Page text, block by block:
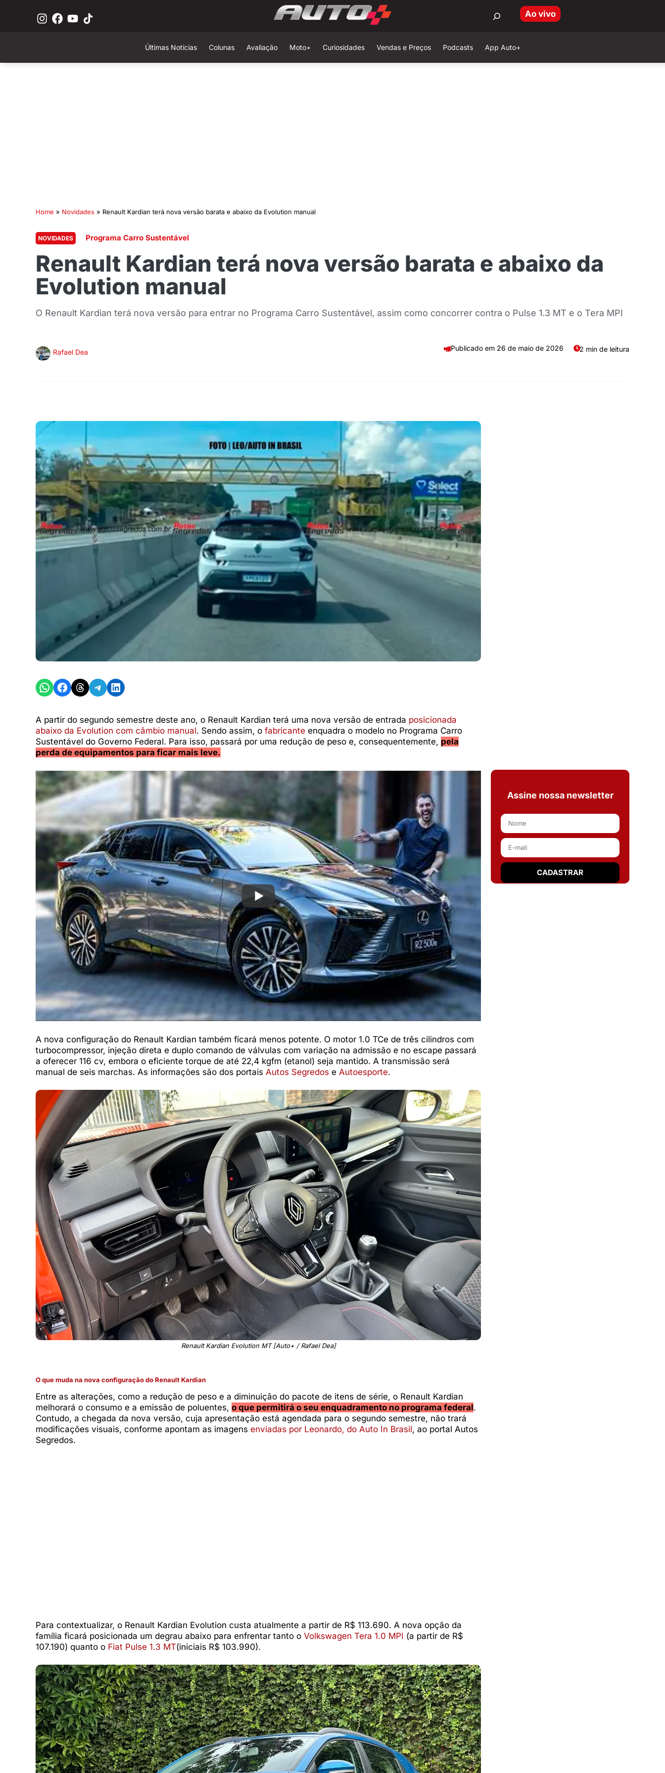
Ao vivo
Últimas Notícias Colunas Avaliação Moto+ Curiosidades Vendas e Preços Podcasts App Auto+
Home » Novidades » Renault Kardian terá nova versão barata e abaixo da Evolution manual
NOVIDADES Programa Carro Sustentável
Renault Kardian terá nova versão barata e abaixo da
Evolution manual
O Renault Kardian terá nova versão para entrar no Programa Carro Sustentável, assim como concorrer contra o Pulse 1.3 MT e o Tera MPI
Rafael Dea 26 de maio de 2026 2 min de leitura
Share on WhatsApp
Share on Facebook
Share on Threads
Share on Telegram
Share on LinkedIn
A partir do segundo semestre deste ano, o Renault Kardian terá uma nova versão de entrada posicionada
abaixo da Evolution com câmbio manual. Sendo assim, o fabricante enquadra o modelo no Programa Carro
Sustentável do Governo Federal. Para isso, passará por uma redução de peso e, consequentemente, pela
perda de equipamentos para ficar mais leve.
A nova configuração do Renault Kardian também ficará menos potente. O motor 1.0 TCe de três cilindros com
turbocompressor, injeção direta e duplo comando de válvulas com variação na admissão e no escape passará
a oferecer 116 cv, embora o eficiente torque de até 22,4 kgfm (etanol) seja mantido. A transmissão será
manual de seis marchas. As informações são dos portais Autos Segredos e Autoesporte.
Renault Kardian Evolution MT [Auto+ / Rafael Dea]
O que muda na nova configuração do Renault Kardian
Entre as alterações, como a redução de peso e a diminuição do pacote de itens de série, o Renault Kardian
melhorará o consumo e a emissão de poluentes, o que permitirá o seu enquadramento no programa federal.
Contudo, a chegada da nova versão, cuja apresentação está agendada para o segundo semestre, não trará
modificações visuais, conforme apontam as imagens enviadas por Leonardo, do Auto In Brasil, ao portal Autos
Segredos.
Para contextualizar, o Renault Kardian Evolution custa atualmente a partir de R$ 113.690. A nova opção da
família ficará posicionada um degrau abaixo para enfrentar tanto o Volkswagen Tera 1.0 MPI (a partir de R$
107.190) quanto o Fiat Pulse 1.3 MT(iniciais R$ 103.990).
Assine nossa newsletter